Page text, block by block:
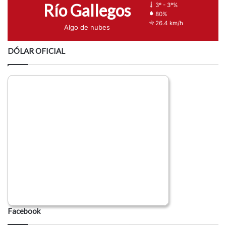
Río Gallegos
Algo de nubes
3º - 3º%
80%
26.4 km/h
DÓLAR OFICIAL
Facebook